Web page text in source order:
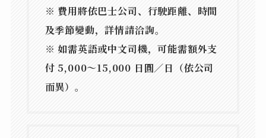
※ 費用將依巴士公司、行駛距離、時間
及季節變動，詳情請洽詢。
※ 如需英語或中文司機，可能需額外支
付5,000～15,000 日圓／日 （依公司
而異）。